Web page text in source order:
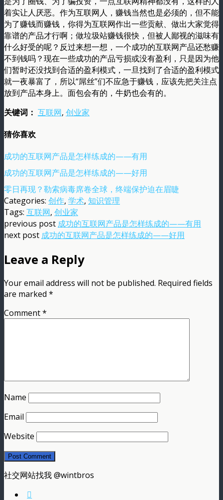
着实让人厌恶。作为互联网人，赚钱当然也是必须的，但不能
为了赚钱而赚钱，你得为互联网作出一些贡献、做出大家觉得
靠谱的产品才行啊；做垃圾站赚钱很快，但被人鄙视的滋味有
什么好受的呢？反过来想一想，一个成功的互联网产品还愁赚
不到钱吗？现在一些成功的产品亏损或没有盈利，只是因为他
们暂时还没找到合适的盈利模式，一旦找到了合适的盈利模式
就一夜暴富了，所以“屌丝”们不应急于赚钱，应该先把关注点
放到产品本身上。面包会有的，牛奶也会有的。
关键词： 互联网, 创业家
猜你喜欢
成功的互联网产品是怎样练成的——有用
成功的互联网产品是怎样练成的——好用
零日再现？勒索病毒席卷全球，终端保护迫在眉睫
Categories: 创作, 学术, 知识管理
Tags: 互联网, 创业家
previous post成功的互联网产品是怎样练成的——有用
next post成功的互联网产品是怎样练成的——好用
Leave a Reply
Your email address will not be published. Required fields
are marked *
Comment*
Name
Email
Website
社交网站找我 @wintbros